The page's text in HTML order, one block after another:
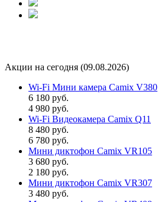
Акции на сегодня (09.08.2026)
Wi-Fi Мини камера Camix V380
6 180 руб.
4 980 руб.
Wi-Fi Видеокамера Camix Q11
8 480 руб.
6 780 руб.
Мини диктофон Camix VR105
3 680 руб.
2 180 руб.
Мини диктофон Camix VR307
3 480 руб.